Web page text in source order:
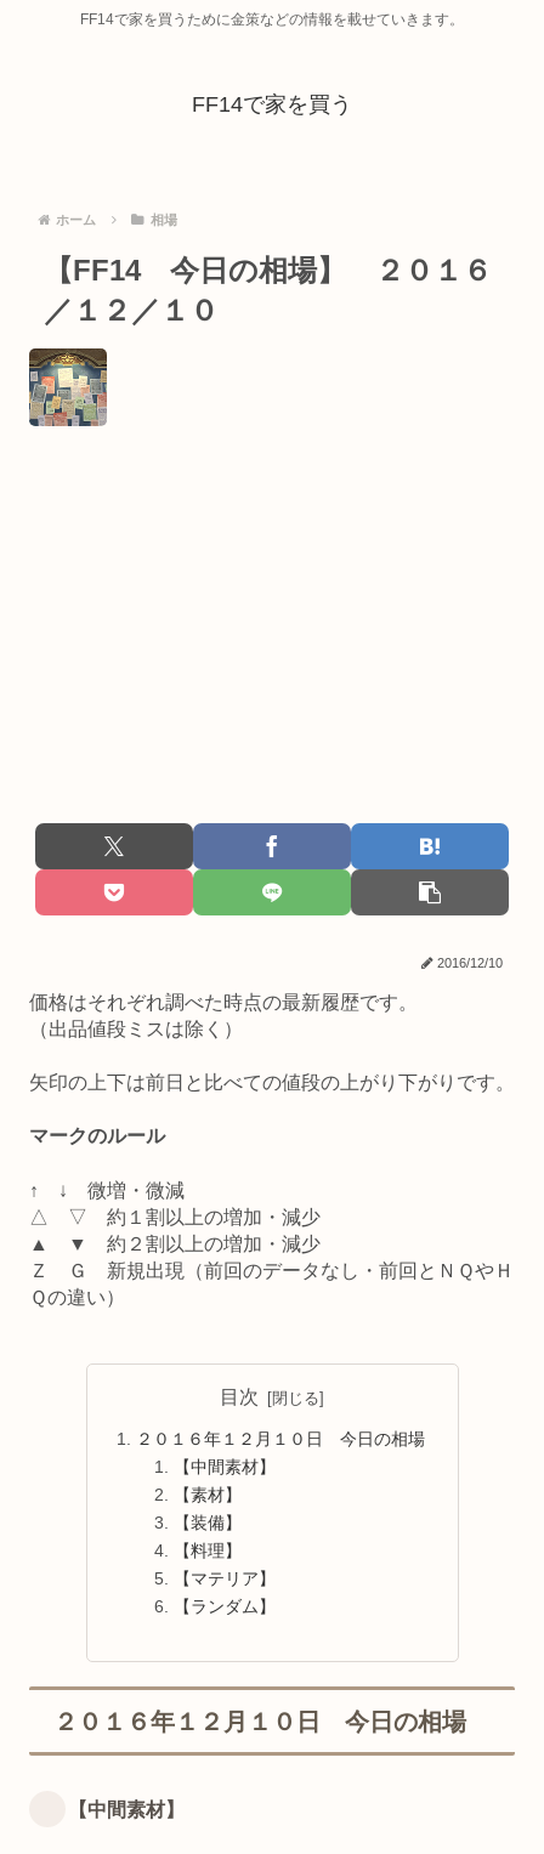
FF14で家を買うために金策などの情報を載せていきます。
FF14で家を買う
ホーム 相場
【FF14 今日の相場】 ２０１６
／１２／１０
2016/12/10
価格はそれぞれ調べた時点の最新履歴です。
（出品値段ミスは除く）
矢印の上下は前日と比べての値段の上がり下がりです。
マークのルール
↑ ↓ 微増・微減
△ ▽ 約１割以上の増加・減少
▲ ▼ 約２割以上の増加・減少
Ｚ Ｇ 新規出現（前回のデータなし・前回とＮＱやＨ
Ｑの違い）
目次
２０１６年１２月１０日 今日の相場
【中間素材】
【素材】
【装備】
【料理】
【マテリア】
【ランダム】
２０１６年１２月１０日 今日の相場
【中間素材】